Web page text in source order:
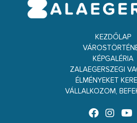
KEZDŐLAP
KÉPGALÉRIA
ZALAEGERSZEGI
ÉLMÉNYEKET
VÁLLALKOZOM,